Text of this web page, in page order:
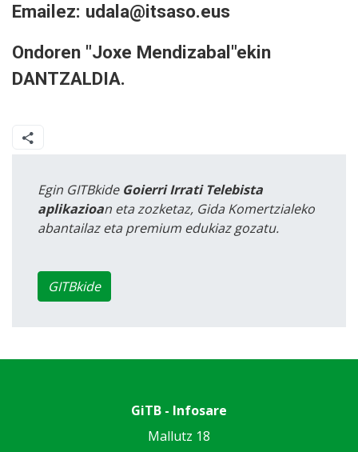
Emailez: udala@itsaso.eus
Ondoren "Joxe Mendizabal"ekin
DANTZALDIA.
Egin GITBkide Goierri Irrati Telebista
aplikazioan eta zozketaz, Gida Komertzialeko
abantailaz eta premium edukiaz gozatu.
GITBkide
GiTB - Infosare
Mallutz 18